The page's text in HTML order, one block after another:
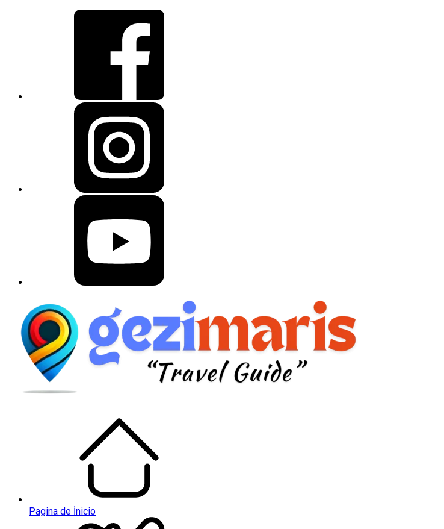
Pagina de İnicio